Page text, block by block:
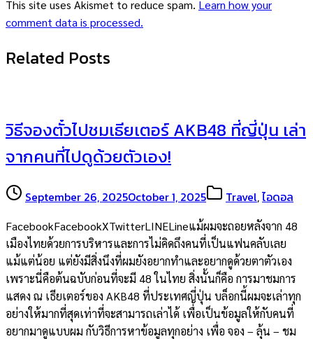
This site uses Akismet to reduce spam. Learn how your
comment data is processed.
Related Posts
วิธีจองตั๋วไปชมเธียเตอร์ AKB48 ที่ญี่ปุ่น เล่า
จากคนที่ไปดูด้วยตัวเอง!
September 26, 2025October 1, 2025 Travel,ไอดอล
FacebookFacebookXTwitterLINELineแม้ผมจะถอยหลังจาก 48
เมืองไทยด้วยการบริหารและการไม่คิดถึงคนที่เป็นแฟนคลับเลย
แม้แต่น้อย แต่ยังมีสิ่งนึงที่ผมยังอยากทำและอยากดูด้วยตาตัวเอง
เพราะนี่คือต้นฉบับก่อนที่จะมี 48 ในไทย สิ่งนั้นก็คือ การมาชมการ
แสดง ณ เธียเตอร์ของ AKB48 ที่ประเทศญี่ปุ่น บล็อกนี้ผมจะเล่าทุก
อย่างให้มากที่สุดเท่าที่จะสามารถเล่าได้ เพื่อเป็นข้อมูลให้กับคนที่
อยากมาดูแบบผม กับวิธีการหาข้อมูลทุกอย่าง เพื่อ จอง – ลุ้น – ชม